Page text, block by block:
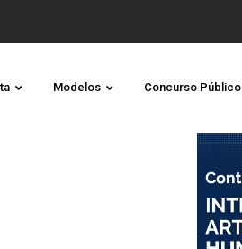
Modelos Concurso Público